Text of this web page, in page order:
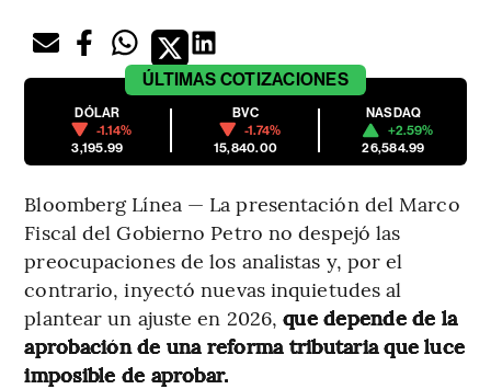
ÚLTIMAS COTIZACIONES
DÓLAR
-1.14%
3,195.99
BVC
-1.74%
15,840.00
NASDAQ
+2.59%
26,584.99
Bloomberg Línea — La presentación del Marco
Fiscal del Gobierno Petro no despejó las
preocupaciones de los analistas y, por el
contrario, inyectó nuevas inquietudes al
plantear un ajuste en 2026,que depende de la
aprobación de una reforma tributaria que luce
imposible de aprobar.